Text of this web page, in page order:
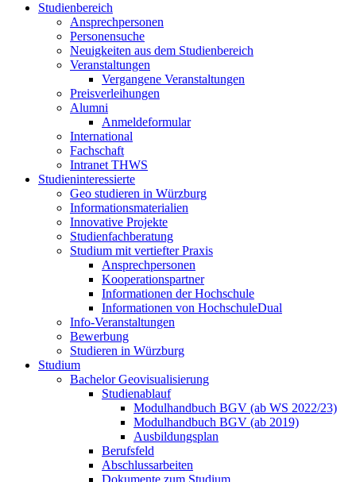
Studienbereich
Ansprechpersonen
Personensuche
Neuigkeiten aus dem Studienbereich
Veranstaltungen
Vergangene Veranstaltungen
Preisverleihungen
Alumni
Anmeldeformular
International
Fachschaft
Intranet THWS
Studieninteressierte
Geo studieren in Würzburg
Informationsmaterialien
Innovative Projekte
Studienfachberatung
Studium mit vertiefter Praxis
Ansprechpersonen
Kooperationspartner
Informationen der Hochschule
Informationen von HochschuleDual
Info-Veranstaltungen
Bewerbung
Studieren in Würzburg
Studium
Bachelor Geovisualisierung
Studienablauf
Modulhandbuch BGV (ab WS 2022/23)
Modulhandbuch BGV (ab 2019)
Ausbildungsplan
Berufsfeld
Abschlussarbeiten
Dokumente zum Studium